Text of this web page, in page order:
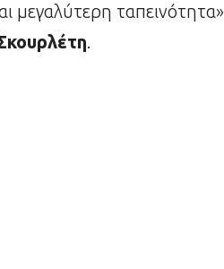
μεγαλύτερη ταπεινότητα»
.